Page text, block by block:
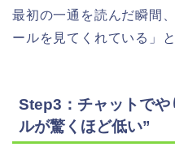
最初の一通を読んだ瞬間
ールを見てくれている」
Step3：チャットでや
ルが驚くほど低い”